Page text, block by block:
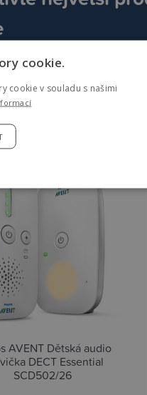
AVENT Dětská audio
DECT Essential
SCD502/26
cookie.
cookie v souladu s našimi